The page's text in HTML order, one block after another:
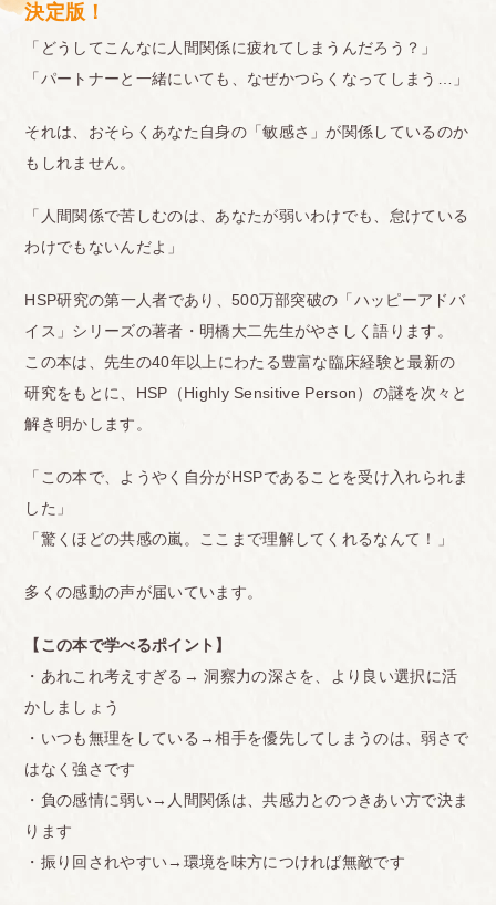
決定版！
「どうしてこんなに人間関係に疲れてしまうんだろう？」
「パートナーと一緒にいても、なぜかつらくなってしまう…」
それは、おそらくあなた自身の「敏感さ」が関係しているのか
もしれません。
「人間関係で苦しむのは、あなたが弱いわけでも、怠けている
わけでもないんだよ」
HSP研究の第一人者であり、500万部突破の「ハッピーアドバ
イス」シリーズの著者・明橋大二先生がやさしく語ります。
この本は、先生の40年以上にわたる豊富な臨床経験と最新の
研究をもとに、HSP（Highly Sensitive Person）の謎を次々と
解き明かします。
「この本で、ようやく自分がHSPであることを受け入れられま
した」
「驚くほどの共感の嵐。ここまで理解してくれるなんて！」
多くの感動の声が届いています。
【この本で学べるポイント】
・あれこれ考えすぎる→ 洞察力の深さを、より良い選択に活
かしましょう
・いつも無理をしている→相手を優先してしまうのは、弱さで
はなく強さです
・負の感情に弱い→人間関係は、共感力とのつきあい方で決ま
ります
・振り回されやすい→環境を味方につければ無敵です